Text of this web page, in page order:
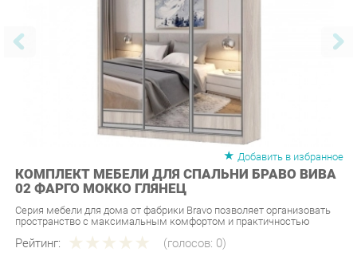
Добавить в избранное
КОМПЛЕКТ МЕБЕЛИ ДЛЯ СПАЛЬНИ БРАВО ВИВА
02 ФАРГО МОККО ГЛЯНЕЦ
Серия мебели для дома от фабрики Bravo позволяет организовать
Рейтинг: (голосов:0)
Артикул: u-0200881